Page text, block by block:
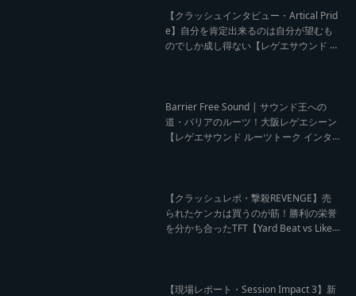
【クラッシュインタビュー・Artical Prid
e】自分を肯定出来るのは自分が望むも
のでしか成し得ない【レゲエサウンド W
Barrier Free Sound | サウンド王への
道・バリアのルーツ！大阪レゲエシーン
【レゲエサウンド ルーツトーク インタ
【クラッシュレポ・撃殺REVENGE】売
られたケンカは買うのが筋！勝利の栄誉
を分かち合ったTFT【Yard Beat vs Like
【現場レポート・Session Impact 3】新